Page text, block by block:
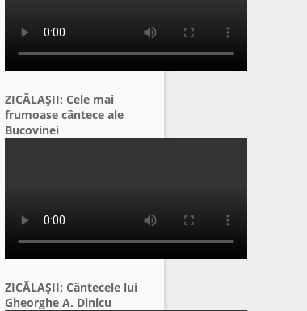
ZICĂLAŞII: Cele mai
frumoase cântece ale
Bucovinei
ZICĂLAŞII: Cântecele lui
Gheorghe A. Dinicu